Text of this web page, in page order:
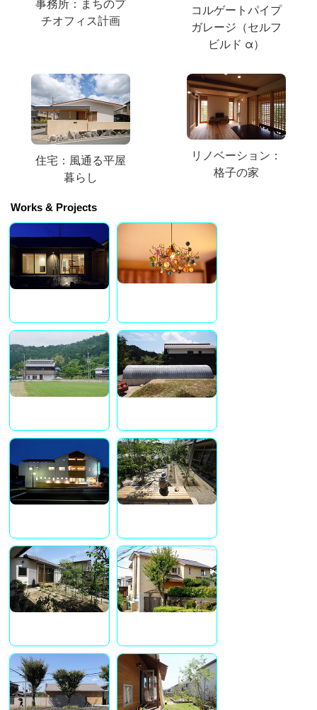
チオフィス計画
コルゲートパイプ
ガレージ（セルフ
ビルド α）
住宅：風通る平屋
暮らし
リノベーション：
格子の家
Works & Projects